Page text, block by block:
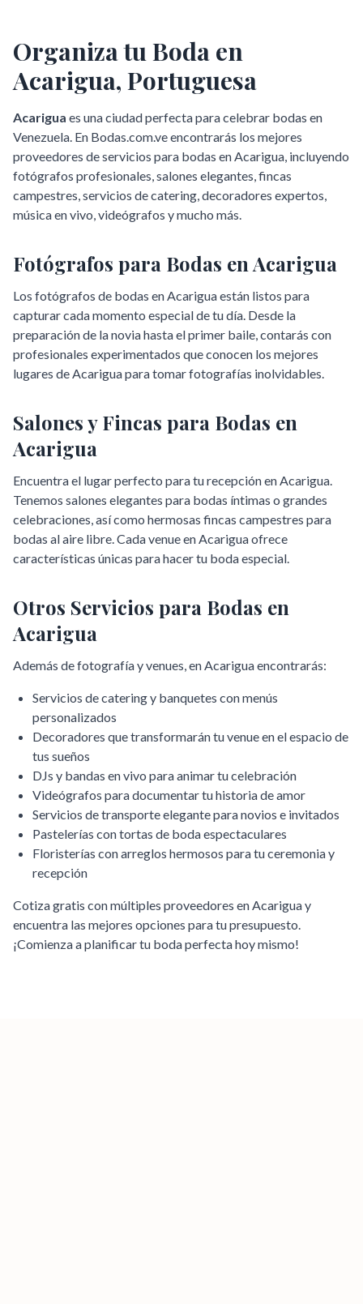
Organiza tu Boda en
Acarigua, Portuguesa
Acarigua es una ciudad perfecta para celebrar bodas en
Venezuela. En Bodas.com.ve encontrarás los mejores
proveedores de servicios para bodas enAcarigua, incluyendo
fotógrafos profesionales, salones elegantes, fincas
campestres, servicios de catering, decoradores expertos,
música en vivo, videógrafos y mucho más.
Fotógrafos para Bodas en Acarigua
Los fotógrafos de bodas enAcariguaestán listos para
capturar cada momento especial de tu día. Desde la
preparación de la novia hasta el primer baile, contarás con
profesionales experimentados que conocen los mejores
lugares deAcariguapara tomar fotografías inolvidables.
Salones y Fincas para Bodas en
Acarigua
Encuentra el lugar perfecto para tu recepción enAcarigua.
Tenemos salones elegantes para bodas íntimas o grandes
celebraciones, así como hermosas fincas campestres para
bodas al aire libre. Cada venue enAcariguaofrece
características únicas para hacer tu boda especial.
Otros Servicios para Bodas en
Acarigua
Además de fotografía y venues, enAcariguaencontrarás:
Servicios de catering y banquetes con menús
personalizados
Decoradores que transformarán tu venue en el espacio de
tus sueños
DJs y bandas en vivo para animar tu celebración
Videógrafos para documentar tu historia de amor
Servicios de transporte elegante para novios e invitados
Pastelerías con tortas de boda espectaculares
Floristerías con arreglos hermosos para tu ceremonia y
recepción
Cotiza gratis con múltiples proveedores enAcariguay
encuentra las mejores opciones para tu presupuesto.
¡Comienza a planificar tu boda perfecta hoy mismo!